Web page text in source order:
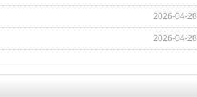
2026-04-28
2026-04-28